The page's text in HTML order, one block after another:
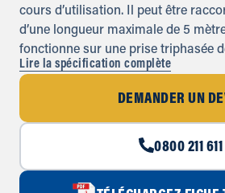
cours d’utilisation. Il peut être
d’une longueur maximale de 5
fonctionne sur une prise triphasée
Lire la spécification complète
DEMANDER UN
0800 211 611